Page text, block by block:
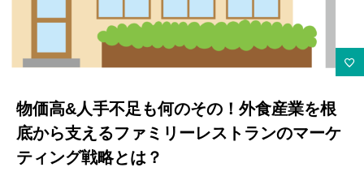
物価高&人手不足も何のその！外食産業を根
底から支えるファミリーレストランのマーケ
ティング戦略とは？
スポンサー登録
サロン会員登録